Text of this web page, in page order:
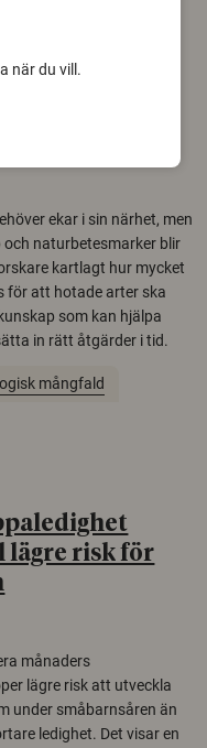
ekar i sin närhet, men
och naturbetesmarker blir
kartlagt hur mycket
för att hotade arter ska
som kan hjälpa
in rätt åtgärder i tid.
mångfald
lägre risk för
månaders
lägre risk att utveckla
under småbarnsåren än
ledighet. Det visar en
när du vill.